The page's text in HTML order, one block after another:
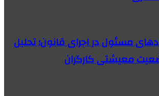
مسئول در اجرای قانون؛ تحلیل
معیشتی کارگران